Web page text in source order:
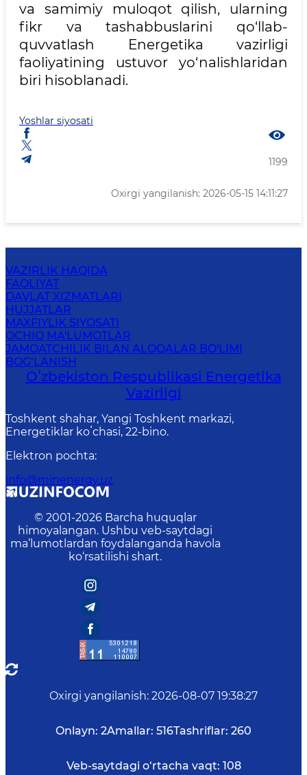
va samimiy muloqot qilish, ularning
fikr va tashabbuslarini qo‘llab-
quvvatlash Energetika vazirligi
faoliyatining ustuvor yo‘nalishlaridan
biri hisoblanadi.
Yoshlar siyosati
1199
Oxirgi yangilanish: 2026-05-15 14:11:27
VAZIRLIK HAQIDA
FAOLIYAT
DAVLAT XIZMATLARI
HUJJATLAR
MAXFIYLIK SIYOSATI
OCHIQ MA'LUMOTLAR
JAMOATCHILIK BILAN ALOQALAR BO'LIMI
BOG‘LANISH
Oʻzbekiston Respublikasi Energetika
Vazirligi
Toshkent shahar, Yangi Toshkent markazi,
Energetiklar koʻchasi, 22-bino.
Elektron pochta:
info@minenergy.uz
© 2001-2026 Barcha huquqlar
himoyalangan. Ushbu veb-saytdagi
ma’lumotlardan foydalanganda havola
ko‘rsatilishi shart.
Oxirgi yangilanish: 2026-08-07 19:38:27
Onlayn: 2Amallar: 516Tashriflar: 260
Veb-saytdagi o‘rtacha vaqt: 108